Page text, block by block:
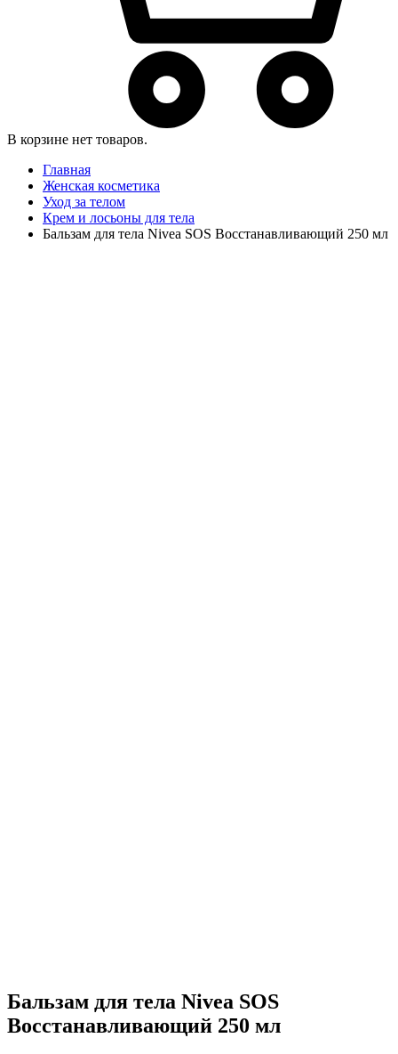
В корзине нет товаров.
Главная
Женская косметика
Уход за телом
Крем и лосьоны для тела
Бальзам для тела Nivea SOS Восстанавливающий 250 мл
Бальзам для тела Nivea SOS
Восстанавливающий 250 мл